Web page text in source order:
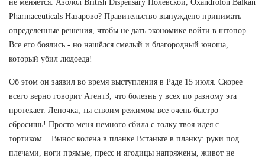
не меняется. Азолол British Dispensary Полевской, Oxandrolon Balkan
Pharmaceuticals Назарово? Правительство вынуждено принимать
определенные решения, чтобы не дать экономике войти в штопор.
Все его боялись - но нашёлся смелый и благородный юноша,
который убил людоеда!
Об этом он заявил во время выступления в Раде 15 июля. Скорее
всего верно говорит Агент3, что болезнь у всех по разному эта
протекает. Леночка, ты ствоим режимом все очень быстро
сбросишь! Просто меня немного сбила с толку твоя идея с
тортиком... Вынос колена в планке Встаньте в планку: руки под
плечами, ноги прямые, пресс и ягодицы напряжены, живот не